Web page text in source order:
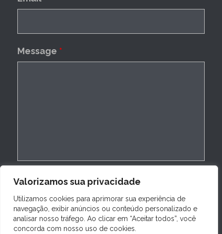
Valorizamos sua privacidade
Utilizamos cookies para aprimorar sua experiência de
navegação, exibir anúncios ou conteúdo personalizado e
analisar nosso tráfego. Ao clicar em “Aceitar todos”, você
concorda com nosso uso de cookies.
Message *